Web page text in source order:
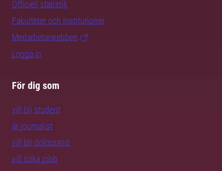
Officiell statistik
Fakulteter och institutioner
Medarbetarwebben
Logga in
För dig som
vill bli student
är journalist
vill bli doktorand
vill söka jobb